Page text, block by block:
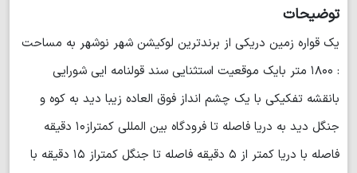
توضیحات
یک قواره زمین دریکی از برندترین لوکیشن شهر نوشهر به مساحت
: ۱۸۰۰ متر بایک موقعیت استثنایی سند قولنامه ایی شورایی
بانقشه تفکیکی با یک چشم انداز فوق العاده زیبا دید به کوه و
جنگل دید به دریا فاصله تا فرودگاه بین المللی کمتراز۱۰ دقیقه
فاصله با دریا کمتر از ۵ دقیقه فاصله تا جنگل کمتراز ۱۵ دقیقه با